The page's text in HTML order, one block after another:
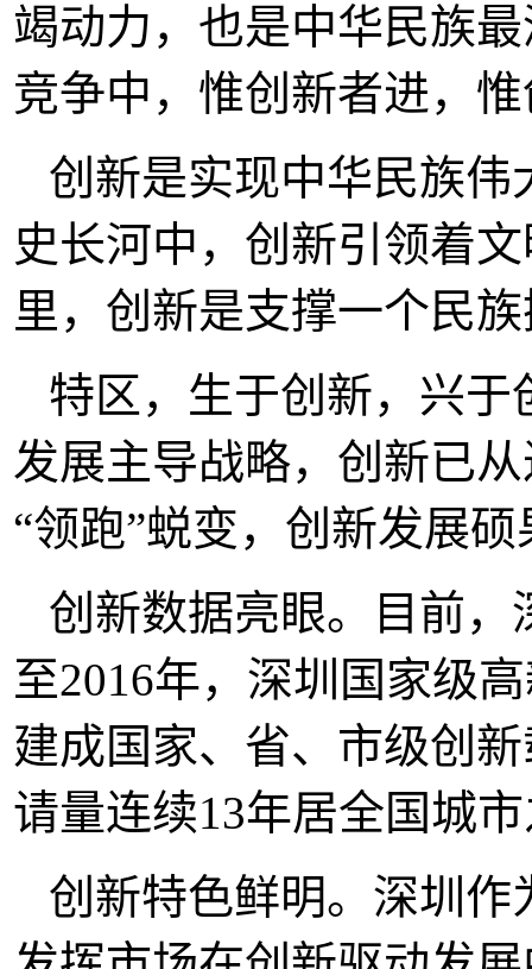
竭动力，也是中华民族
竞争中，惟创新者进，
创新是实现中华民族
史长河中，创新引领着
里，创新是支撑一个民
特区，生于创新，兴
发展主导战略，创新已
“领跑”蜕变，创新发展
创新数据亮眼。目前
至2016年，深圳国家级
建成国家、省、市级创
请量连续13年居全国城
创新特色鲜明。深圳